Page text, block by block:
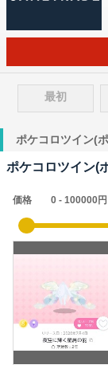
最初
ポケコロツイン(
ポケコロツイン(
価格